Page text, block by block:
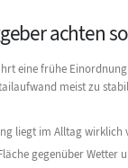
achten
eine frühe
meist zu
liegt im Alltag wirklich
gegenüber Wetter